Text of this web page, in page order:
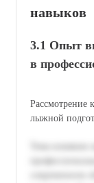
навыков
3.1 Опыт
в
Рассмотрение
лыжной